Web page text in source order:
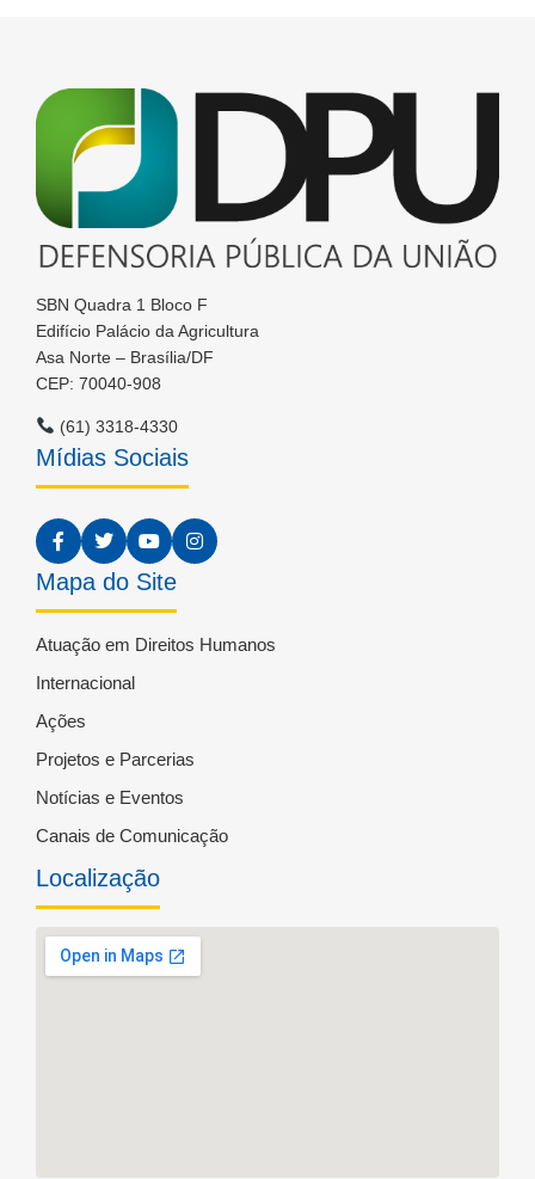
SBN Quadra 1 Bloco F
Edifício Palácio da Agricultura
Asa Norte – Brasília/DF
CEP: 70040-908
(61) 3318-4330
Mídias Sociais
Mapa do Site
Atuação em Direitos Humanos
Internacional
Ações
Projetos e Parcerias
Notícias e Eventos
Canais de Comunicação
Localização